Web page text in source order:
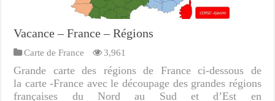
Vacance – France – Régions
Carte de France 3,961
Grande carte des régions de France ci-dessous de
la carte -France avec le découpage des grandes régions
françaises du Nord au Sud et d’Est en